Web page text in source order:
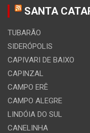
SANTA
TUBARÃO
SIDERÓPOLIS
CAPIVARI DE BAIXO
CAPINZAL
CAMPO ERÊ
CAMPO ALEGRE
LINDÓIA DO SUL
CANELINHA